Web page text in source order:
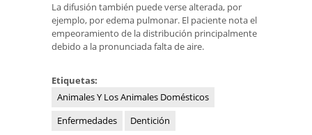
La difusión también puede verse alterada, por
ejemplo, por edema pulmonar. El paciente nota el
empeoramiento de la distribución principalmente
debido a la pronunciada falta de aire.
Etiquetas:
Animales Y Los Animales Domésticos
Enfermedades
Dentición